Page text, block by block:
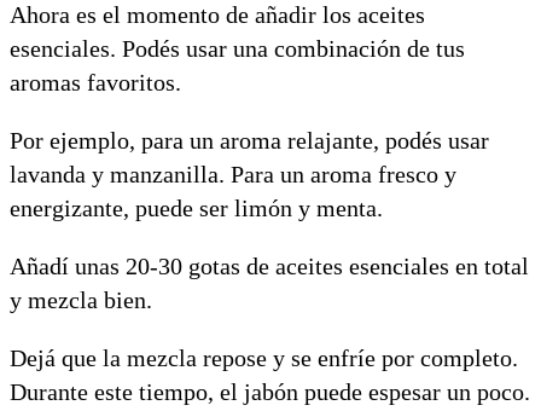
Ahora es el momento de añadir los aceites
esenciales. Podés usar una combinación de tus
aromas favoritos.
Por ejemplo, para un aroma relajante, podés usar
lavanda y manzanilla. Para un aroma fresco y
energizante, puede ser limón y menta.
Añadí unas 20-30 gotas de aceites esenciales en total
y mezcla bien.
Dejá que la mezcla repose y se enfríe por completo.
Durante este tiempo, el jabón puede espesar un poco.